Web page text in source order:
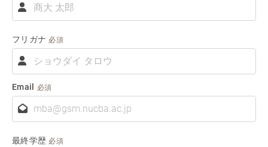
名
フリガナ 必須
リ
ナ
Email 必須
最終学歴 必須